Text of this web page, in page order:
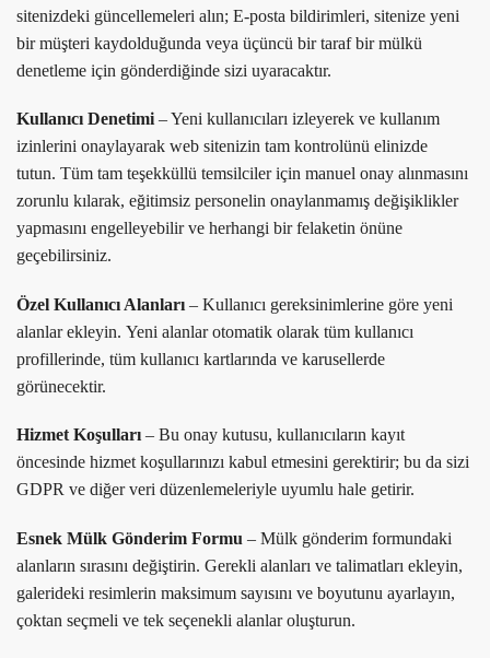
sitenizdeki güncellemeleri alın; E-posta bildirimleri, sitenize yeni
bir müşteri kaydolduğunda veya üçüncü bir taraf bir mülkü
denetleme için gönderdiğinde sizi uyaracaktır.
Kullanıcı Denetimi – Yeni kullanıcıları izleyerek ve kullanım
izinlerini onaylayarak web sitenizin tam kontrolünü elinizde
tutun. Tüm tam teşekküllü temsilciler için manuel onay alınmasını
zorunlu kılarak, eğitimsiz personelin onaylanmamış değişiklikler
yapmasını engelleyebilir ve herhangi bir felaketin önüne
geçebilirsiniz.
Özel Kullanıcı Alanları – Kullanıcı gereksinimlerine göre yeni
alanlar ekleyin. Yeni alanlar otomatik olarak tüm kullanıcı
profillerinde, tüm kullanıcı kartlarında ve karusellerde
görünecektir.
Hizmet Koşulları – Bu onay kutusu, kullanıcıların kayıt
öncesinde hizmet koşullarınızı kabul etmesini gerektirir; bu da sizi
GDPR ve diğer veri düzenlemeleriyle uyumlu hale getirir.
Esnek Mülk Gönderim Formu – Mülk gönderim formundaki
alanların sırasını değiştirin. Gerekli alanları ve talimatları ekleyin,
galerideki resimlerin maksimum sayısını ve boyutunu ayarlayın,
çoktan seçmeli ve tek seçenekli alanlar oluşturun.